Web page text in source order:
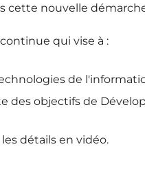
cette nouvelle
qui vise à :
de
objectifs de
détails en vidéo.